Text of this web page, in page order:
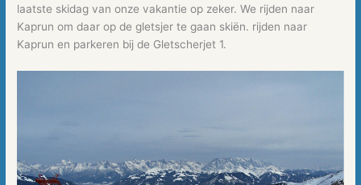
laatste skidag van onze vakantie op zeker. We rijden naar
Kaprun om daar op de gletsjer te gaan skiën. rijden naar
Kaprun en parkeren bij de Gletscherjet 1.